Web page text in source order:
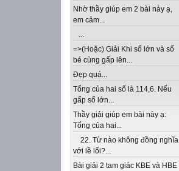
Nhờ thầy giúp em 2 bài này ạ,
em cảm...
...
=>(Hoặc) Giải Khi số lớn và số
bé cùng gấp lên...
Đẹp quá...
Tổng của hai số là 114,6. Nếu
gấp số lớn...
Thầy giải giúp em bài này ạ:
Tổng của hai...
22. Từ nào không đồng nghĩa
với lề lối?...
Bài giải 2 tam giác KBE và HBE